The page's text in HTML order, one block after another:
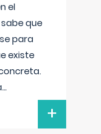
el
que
para
existe
...
+